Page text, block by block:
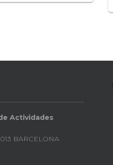
Actividades
BARCELONA